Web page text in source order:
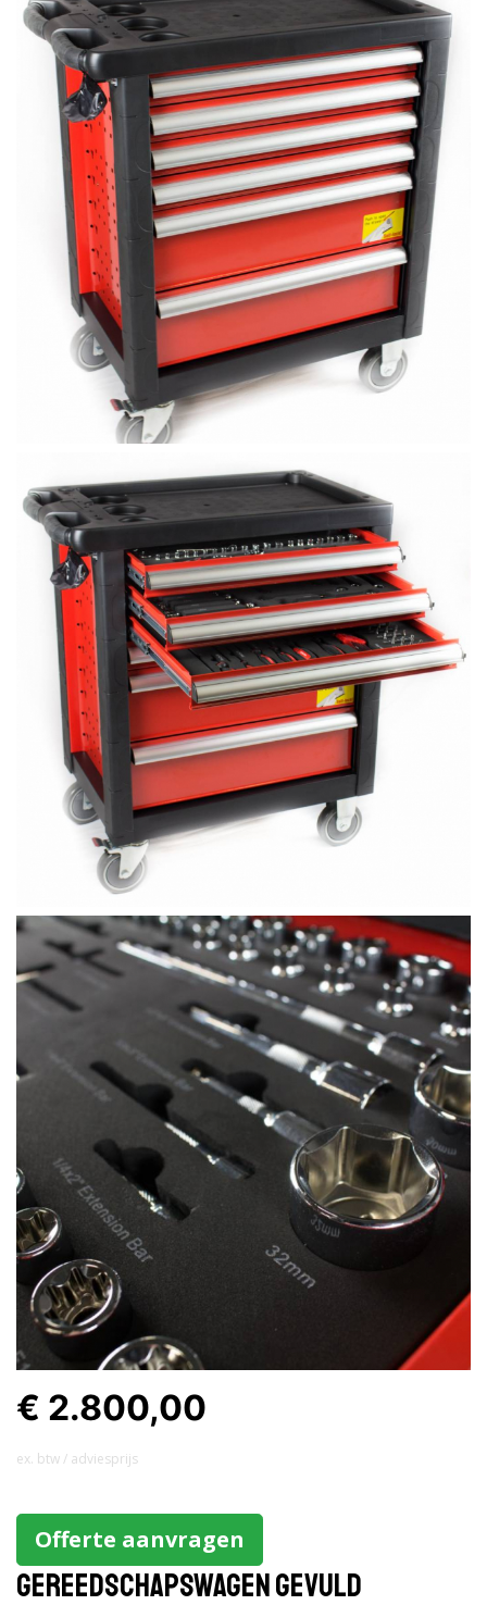
€ 2.800,00
ex. btw / adviesprijs
Offerte aanvragen
Gereedschapswagen gevuld